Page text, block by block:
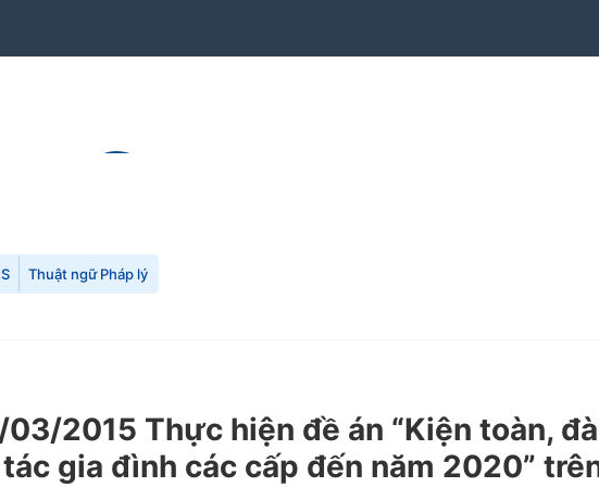
Thuật ngữ Pháp lý
2015 Thực hiện đề án “Kiện toàn,
gia đình các cấp đến năm 2020”